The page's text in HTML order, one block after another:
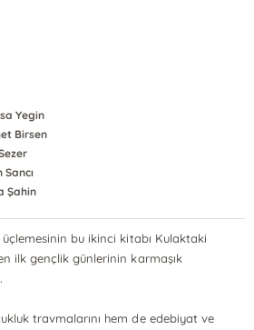
Yegin
Birsen
Sancı
Şahin
bu ikinci kitabı Kulaktaki
ilk gençlik günlerinin karmaşık
travmalarını hem de edebiyat ve